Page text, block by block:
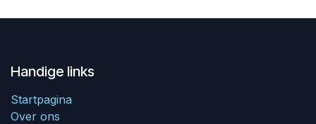
Handige links
Startpagina
Over ons